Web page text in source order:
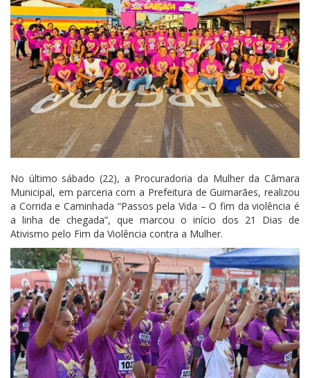
No último sábado (22), a Procuradoria da Mulher da Câmara
Municipal, em parceria com a Prefeitura de Guimarães, realizou
a Corrida e Caminhada “Passos pela Vida – O fim da violência é
a linha de chegada”, que marcou o início dos 21 Dias de
Ativismo pelo Fim da Violência contra a Mulher.